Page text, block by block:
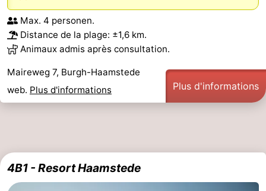
Haye
Rotterdam
-
Rockanje
Zeeland
Schouwen-
Duiveland
-
Brouwershaven
-
Bruinisse
Max. 4 personen.
Distance de la plage: ±1,6 km.
Animaux admis après consultation.
Maireweg 7, Burgh-Haamstede
web. Plus d'informations Plus d'informations
4B1 - Resort Haamstede